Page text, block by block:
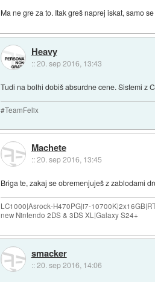
Ma ne gre za to. Itak greš naprej iskat, samo
Heavy
::20. sep 2016, 13:43
Tudi na bolhi dobiš absurdne cene. Sistemi z
#TeamFelix
Machete
::20. sep 2016, 13:45
Briga te, zakaj se obremenjuješ z zablodami
LC1000|Asrock-H470PG|i7-
new Nintendo 2DS & 3DS XL|Galaxy S24+
smacker
::20. sep 2016, 14:06